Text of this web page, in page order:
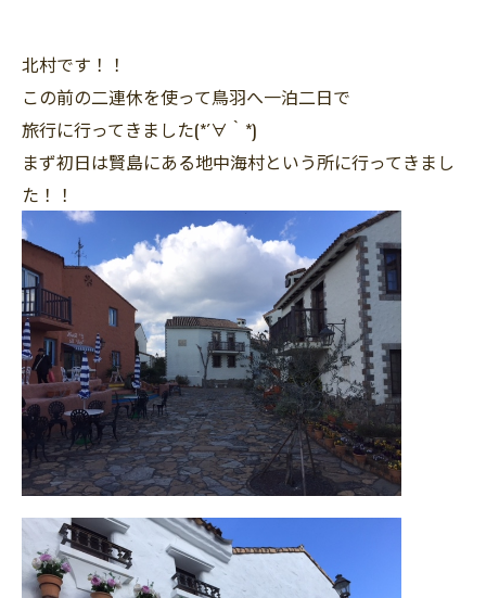
北村です！！
この前の二連休を使って鳥羽へ一泊二日で
旅行に行ってきました(*´∀｀*)
まず初日は賢島にある地中海村という所に行ってきまし
た！！